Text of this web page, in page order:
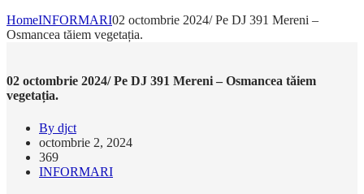
HomeINFORMARI02 octombrie 2024/ Pe DJ 391 Mereni –
Osmancea tăiem vegetația.
02 octombrie 2024/ Pe DJ 391 Mereni – Osmancea tăiem
vegetația.
By djct
octombrie 2, 2024
369
INFORMARI